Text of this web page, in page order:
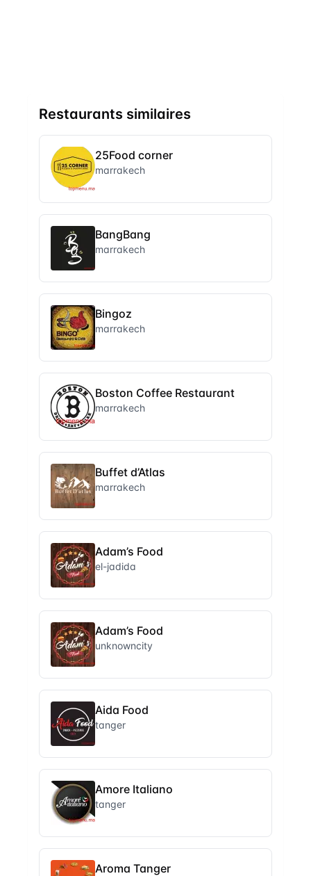
Restaurants similaires
25Food corner
marrakech
BangBang
marrakech
Bingoz
marrakech
Boston Coffee Restaurant
marrakech
Buffet d’Atlas
marrakech
Adam’s Food
el-jadida
Adam’s Food
unknowncity
Aida Food
tanger
Amore Italiano
tanger
Aroma Tanger